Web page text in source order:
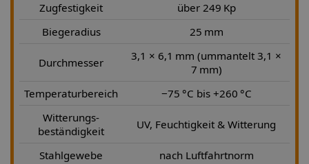
Zugfestigkeit
über 249 Kp
Biegeradius
25 mm
Durchmesser
3,1 × 6,1 mm (ummantelt 3,1 ×
7 mm)
Temperaturbereich
−75 °C bis +260 °C
Witterungs-
beständigkeit
UV, Feuchtigkeit & Witterung
Stahlgewebe
nach Luftfahrtnorm